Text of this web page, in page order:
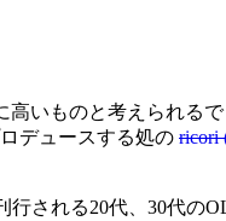
いものと考えられる
デュースする処の ricori
行される20代、30代の